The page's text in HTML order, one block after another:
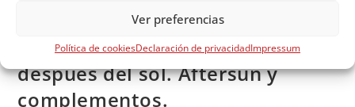
Ver preferencias
Política de cookiesDeclaración de privacidadImpressum
La importancia de reparar la piel
después del sol. Aftersun y
complementos.